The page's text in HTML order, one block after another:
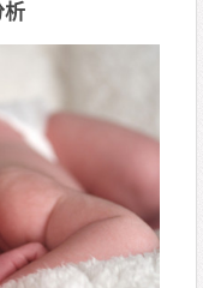
析